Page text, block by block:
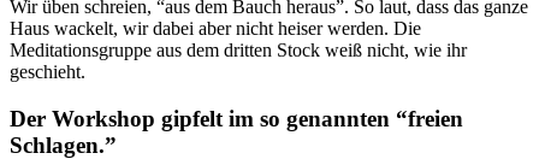
Wir üben schreien, “aus dem Bauch heraus”. So laut, dass das ganze
Haus wackelt, wir dabei aber nicht heiser werden. Die
Meditationsgruppe aus dem dritten Stock weiß nicht, wie ihr
geschieht.
Der Workshop gipfelt im so genannten “freien
Schlagen.”